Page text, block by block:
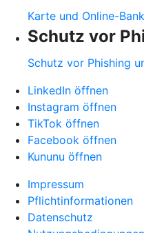
Karte und Online-
Schutz vor
Schutz vor Phishing
LinkedIn öffnen
Instagram öffnen
TikTok öffnen
Facebook öffnen
Kununu öffnen
Impressum
Pflichtinformationen
Datenschutz